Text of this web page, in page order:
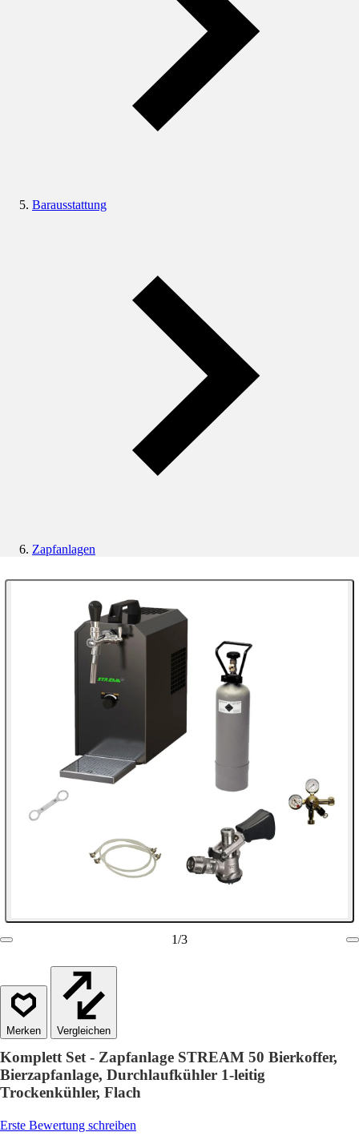
Barausstattung
Zapfanlagen
1/3
Vergleichen
Komplett Set - Zapfanlage STREAM 50 Bierkoffer,
Bierzapfanlage, Durchlaufkühler 1-leitig
Trockenkühler, Flach
Erste Bewertung schreiben